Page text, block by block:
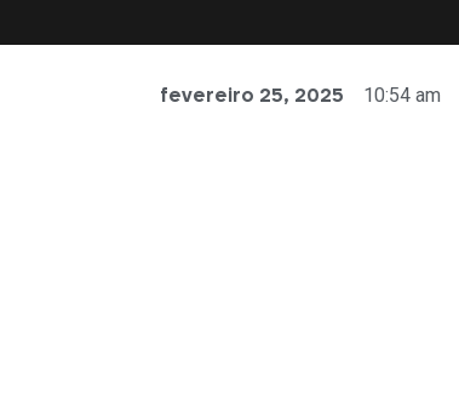
fevereiro 25, 2025 10:54 am